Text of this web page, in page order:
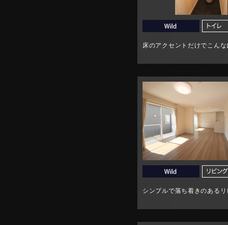
床のアクセントだけでこん
シンプルで落ち着きのある